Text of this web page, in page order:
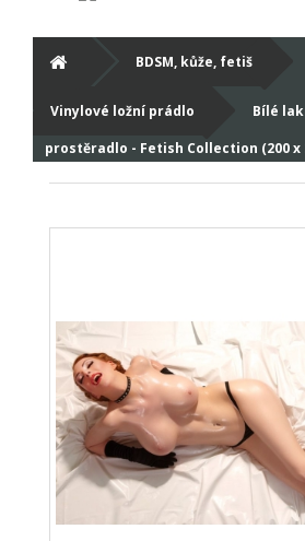
BDSM, kůže, fetiš
Vinylové ložní prádlo
Bílé
prostěradlo - Fetish Collection (200 x